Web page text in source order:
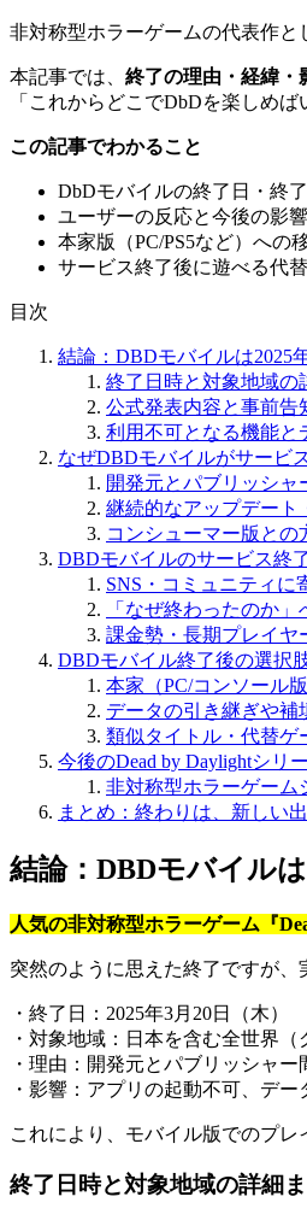
非対称型ホラーゲームの代表作と
本記事では、 終了の理由・経緯・
「これからどこでDbDを楽しめ
この記事でわかること
DbDモバイルの終了日・終
ユーザーの反応と今後の影響
本家版（PC/PS5など）への
サービス終了後に遊べる代
目次
結論：DBDモバイルは2025
終了日時と対象地域の
公式発表内容と事前告
利用不可となる機能と
なぜDBDモバイルがサービ
開発元とパブリッシャ
継続的なアップデート
コンシューマー版との
DBDモバイルのサービス終
SNS・コミュニティに
「なぜ終わったのか
課金勢・長期プレイヤ
DBDモバイル終了後の選択
本家（PC/コンソール
データの引き継ぎや補
類似タイトル・代替ゲ
今後のDead by Daylightシリ
非対称型ホラーゲーム
まとめ：終わりは、新しい
結論：DBDモバイル
人気の非対称型ホラーゲーム『
突然のように思えた終了ですが、
・終了日：2025年3月20日（木）
・対象地域：日本を含む全世界（
・理由：開発元とパブリッシャー
・影響：アプリの起動不可、デ
これにより、モバイル版でのプ
終了日時と対象地域の詳細